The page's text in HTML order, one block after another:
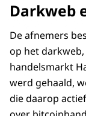
Darkweb
De afnemers
op het
handelsmarkt
werd gehaald,
die daarop